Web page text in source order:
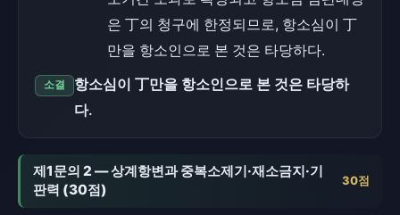
은 丁의 청구에 한정되므로, 항소심이 丁
만을 항소인으로 본 것은 타당하다.
소결
항소심이 丁만을 항소인으로 본 것은 타당하
다.
제1문의 2 — 상계항변과 중복소제기·재소금지·기
판력 (30점)
30점